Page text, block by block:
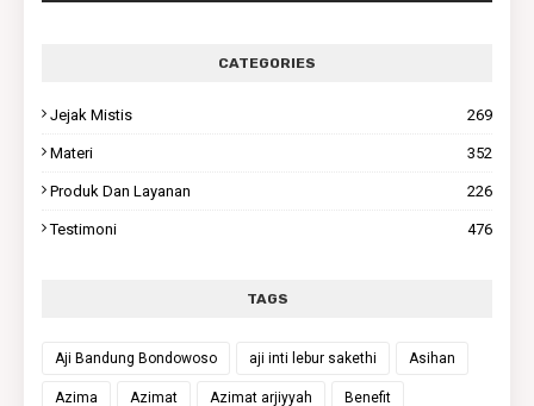
CATEGORIES
Jejak Mistis 269
Materi 352
Produk Dan Layanan 226
Testimoni 476
TAGS
Aji Bandung Bondowoso aji inti lebur sakethi Asihan
Azima Azimat Azimat arjiyyah Benefit